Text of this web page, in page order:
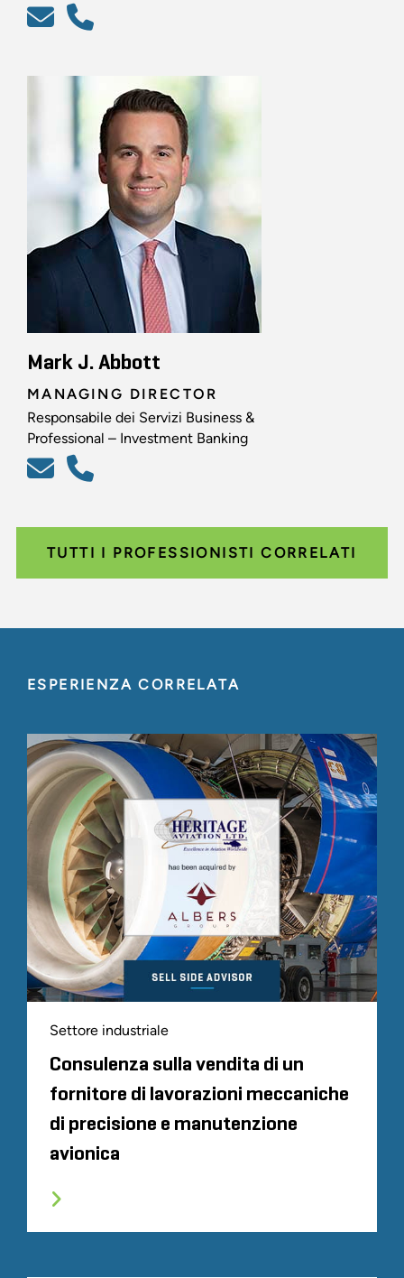
Mark J. Abbott
MANAGING DIRECTOR
Responsabile dei Servizi Business &
Professional – Investment Banking
TUTTI I PROFESSIONISTI CORRELATI
ESPERIENZA CORRELATA
Settore industriale
Consulenza sulla vendita di un
fornitore di lavorazioni meccaniche
di precisione e manutenzione
avionica